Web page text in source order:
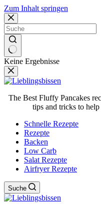
Zum Inhalt springen
Keine Ergebnisse
The Best Fluffy Pancakes
tips and tricks to help
Schnelle Rezepte
Rezepte
Backen
Low Carb
Salat Rezepte
Airfryer Rezepte
Suche